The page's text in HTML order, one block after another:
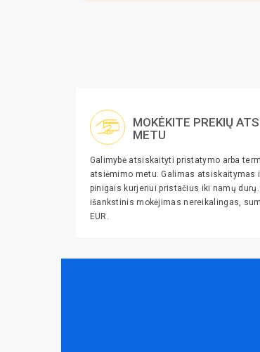
MOKĖKITE PREKIŲ
METU
Galimybė atsiskaityti pristatymo arba
atsiėmimo metu. Galimas atsiskaitymas
pinigais kurjeriui pristačius iki namų
išankstinis mokėjimas nereikalingas,
EUR.